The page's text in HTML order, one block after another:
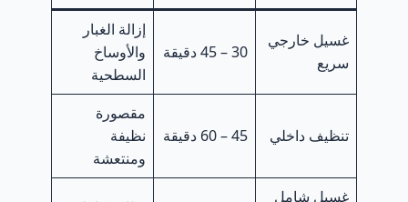
غسيل خارجي
سريع
30 – 45 دقيقة
إزالة الغبار
والأوساخ
السطحية
تنظيف داخلي 45 – 60 دقيقة
مقصورة
نظيفة
ومنتعشة
غسيل شامل